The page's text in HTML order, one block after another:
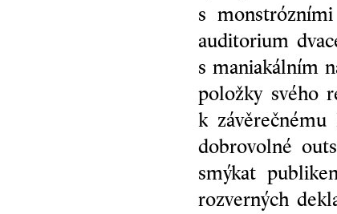
s
auditorium
s maniakálním
položky svého
k
dobrovolné
smýkat
rozverných